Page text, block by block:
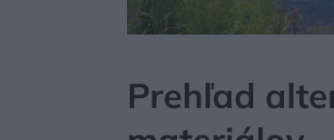
Prehľad